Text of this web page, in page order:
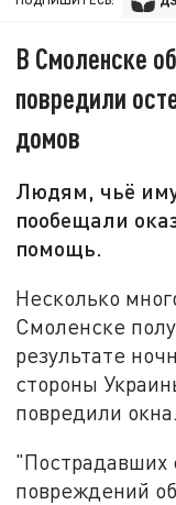
В Смоленске
повредили
домов
Людям, чьё
пообещали
помощь.
Несколько
Смоленске
результате
стороны
повредили окна.
"Пострадавших
повреждений